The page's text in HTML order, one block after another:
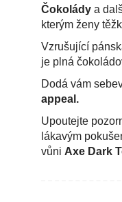
Čokolády a
kterým ženy
Vzrušující
je plná
Dodá vám
appeal.
Upoutejte
lákavým
vůni Axe Dark